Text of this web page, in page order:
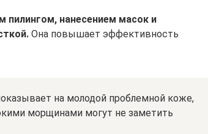
пилингом, нанесением масок и
Она повышает эффективность
на молодой проблемной коже,
морщинами могут не заметить